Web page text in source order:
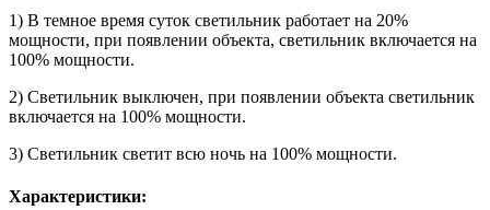
1) В темное время суток светильник работает на 20%
мощности, при появлении объекта, светильник включается на
100% мощности.
2) Светильник выключен, при появлении объекта светильник
включается на 100% мощности.
3) Светильник светит всю ночь на 100% мощности.
Характеристики: